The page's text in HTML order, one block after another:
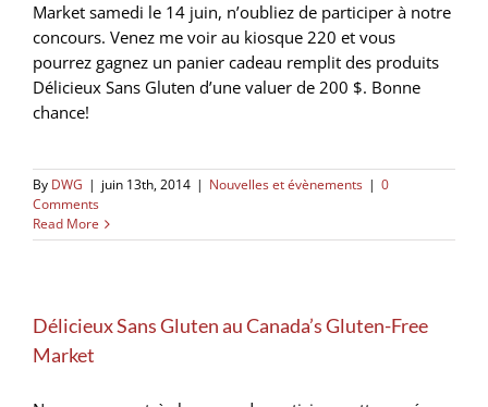
Market samedi le 14 juin, n’oubliez de participer à notre
concours. Venez me voir au kiosque 220 et vous
pourrez gagnez un panier cadeau remplit des produits
Délicieux Sans Gluten d’une valuer de 200 $. Bonne
chance!
By DWG | juin 13th, 2014 | Nouvelles et évènements | 0
Comments
Read More
Délicieux Sans Gluten au Canada’s Gluten-Free
Market